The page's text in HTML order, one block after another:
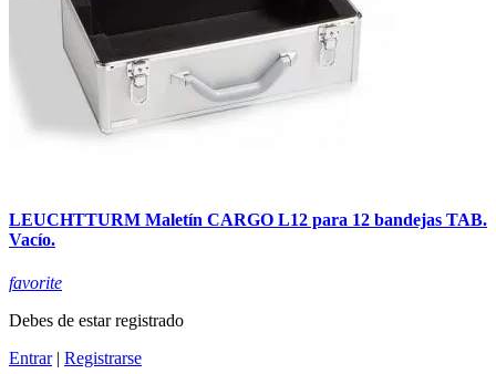
LEUCHTTURM Maletín CARGO L12 para 12 bandejas TAB.
Vacío.
favorite
Debes de estar registrado
Entrar| Registrarse